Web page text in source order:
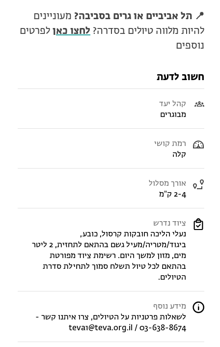
📍 תל אביביים או גרים בסביבה? מעוניינים
להיות מלווה טיולים בסדרה? לחצו כאן לפרטים
נוספים
חשוב לדעת
קהל יעד
מבוגרים
רמת קושי
קלה
אורך מסלול
2-4 ק"מ
ציוד נדרש
נעלי הליכה חובקות קרסול, כובע,
ביגוד/מטריה/מעיל גשם בהתאם לתחזית, 2 ליטר
מים, מזון למשך היום. רשימת ציוד מפורטת
בהתאם לכל טיול תשלח סמוך לתחילת סדרת
הטיולים.
מידע נוסף
לשאלות פרטניות על הטיולים, צרו איתנו קשר -
teva1@teva.org.il / 03-638-8674